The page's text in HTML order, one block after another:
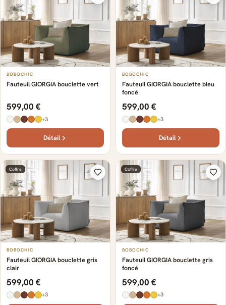
BOBOCHIC
Fauteuil GIORGIA bouclette vert
599,00 €
+3
Détail
BOBOCHIC
Fauteuil GIORGIA bouclette bleu
foncé
599,00 €
+3
Détail
Coffre
BOBOCHIC
Fauteuil GIORGIA bouclette gris
clair
599,00 €
+3
Coffre
BOBOCHIC
Fauteuil GIORGIA bouclette gris
foncé
599,00 €
+3